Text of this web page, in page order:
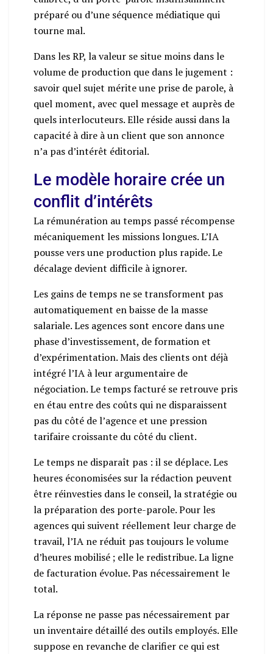
préparé ou d’une séquence médiatique qui
tourne mal.
Dans les RP, la valeur se situe moins dans le
volume de production que dans le jugement :
savoir quel sujet mérite une prise de parole, à
quel moment, avec quel message et auprès de
quels interlocuteurs. Elle réside aussi dans la
capacité à dire à un client que son annonce
n’a pas d’intérêt éditorial.
Le modèle horaire crée un
conflit d’intérêts
La rémunération au temps passé récompense
mécaniquement les missions longues. L’IA
pousse vers une production plus rapide. Le
décalage devient difficile à ignorer.
Les gains de temps ne se transforment pas
automatiquement en baisse de la masse
salariale. Les agences sont encore dans une
phase d’investissement, de formation et
d’expérimentation. Mais des clients ont déjà
intégré l’IA à leur argumentaire de
négociation. Le temps facturé se retrouve pris
en étau entre des coûts qui ne disparaissent
pas du côté de l’agence et une pression
tarifaire croissante du côté du client.
Le temps ne disparaît pas : il se déplace. Les
heures économisées sur la rédaction peuvent
être réinvesties dans le conseil, la stratégie ou
la préparation des porte-parole. Pour les
agences qui suivent réellement leur charge de
travail, l’IA ne réduit pas toujours le volume
d’heures mobilisé ; elle le redistribue. La ligne
de facturation évolue. Pas nécessairement le
total.
La réponse ne passe pas nécessairement par
un inventaire détaillé des outils employés. Elle
suppose en revanche de clarifier ce qui est